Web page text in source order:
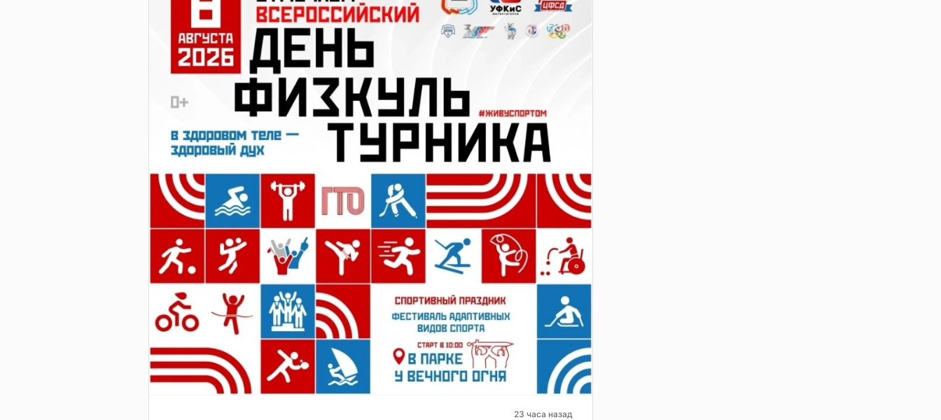
23 часа назад